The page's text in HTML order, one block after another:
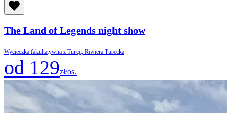
The Land of Legends night show
Wycieczka fakultatywna z Turcji, Riwiera Turecka
od 129zł/os.